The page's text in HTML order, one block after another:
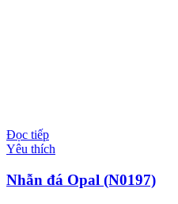
Đọc tiếp
Yêu thích
Nhẫn đá Opal (N0197)